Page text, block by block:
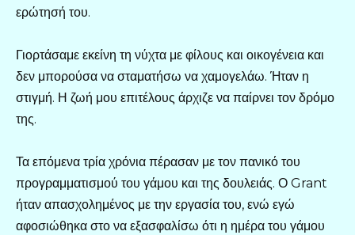
ερώτησή του.
Γιορτάσαμε εκείνη τη νύχτα με φίλους και οικογένεια και
δεν μπορούσα να σταματήσω να χαμογελάω. Ήταν η
στιγμή. Η ζωή μου επιτέλους άρχιζε να παίρνει τον δρόμο
της.
Τα επόμενα τρία χρόνια πέρασαν με τον πανικό του
προγραμματισμού του γάμου και της δουλειάς. Ο Grant
ήταν απασχολημένος με την εργασία του, ενώ εγώ
αφοσιώθηκα στο να εξασφαλίσω ότι η ημέρα του γάμου